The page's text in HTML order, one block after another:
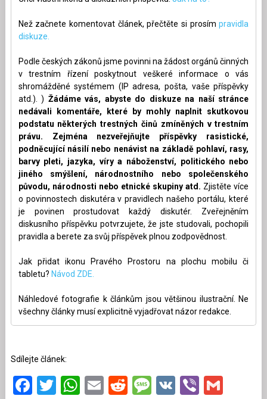
Než začnete komentovat článek, přečtěte si prosímpravidla
diskuze.
Podle českých zákonů jsme povinni na žádost orgánů činných
v trestním řízení poskytnout veškeré informace o vás
shromážděné systémem (IP adresa, pošta, vaše příspěvky
atd.). ) Žádáme vás, abyste do diskuze na naší stránce
nedávali komentáře, které by mohly naplnit skutkovou
podstatu některých trestných činů zmíněných v trestním
právu. Zejména nezveřejňujte příspěvky rasistické,
podněcující násilí nebo nenávist na základě pohlaví, rasy,
barvy pleti, jazyka, víry a náboženství, politického nebo
jiného smýšlení, národnostního nebo společenského
původu, národnosti nebo etnické skupiny atd. Zjistěte více
o povinnostech diskutéra v pravidlech našeho portálu, které
je povinen prostudovat každý diskutér. Zveřejněním
diskusního příspěvku potvrzujete, že jste studovali, pochopili
pravidla a berete za svůj příspěvek plnou zodpovědnost.
Jak přidat ikonu Pravého Prostoru na plochu mobilu či
tabletu? Návod ZDE.
Náhledové fotografie k článkům jsou většinou ilustrační. Ne
všechny články musí explicitně vyjadřovat názor redakce.
Sdílejte článek:
Facebook
Twitter
WhatsApp
EmailRedditMessage
VKViber